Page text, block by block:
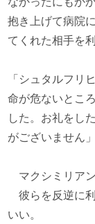
抱き上げて病院
てくれた相手を
「シュタルフリ
命が危ないとこ
した。お礼をし
がございません」
マクシミリアン
彼らを反逆に
いい。